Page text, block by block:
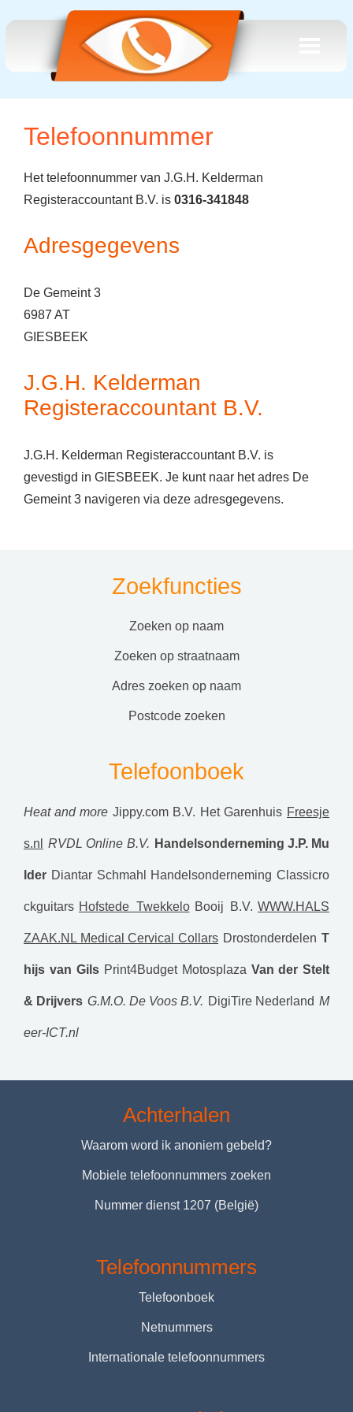
Telefoonnummer
Het telefoonnummer van J.G.H. Kelderman
Registeraccountant B.V. is 0316-341848
Adresgegevens
De Gemeint 3
6987 AT
GIESBEEK
J.G.H. Kelderman
Registeraccountant B.V.
J.G.H. Kelderman Registeraccountant B.V. is
gevestigd in GIESBEEK. Je kunt naar het adres De
Gemeint 3 navigeren via deze adresgegevens.
Zoekfuncties
zoeken op naam
zoeken op straatnaam
adres zoeken op naam
postcode zoeken
Telefoonboek
Heat and more Jippy.com B.V. Het Garenhuis Freesje
s.nl RVDL Online B.V. Handelsonderneming J.P. Mu
lder Diantar Schmahl Handelsonderneming Classicro
ckguitars Hofstede Twekkelo Booij B.V. WWW.HALS
ZAAK.NL Medical Cervical Collars Drostonderdelen T
hijs van Gils Print4Budget Motosplaza Van der Stelt
& Drijvers G.M.O. De Voos B.V. DigiTire Nederland M
eer-ICT.nl
Achterhalen
Waarom word ik anoniem gebeld?
Mobiele telefoonnummers zoeken
Nummer dienst 1207 (België)
Telefoonnummers
Telefoonboek
Netnummers
Internationale telefoonnummers